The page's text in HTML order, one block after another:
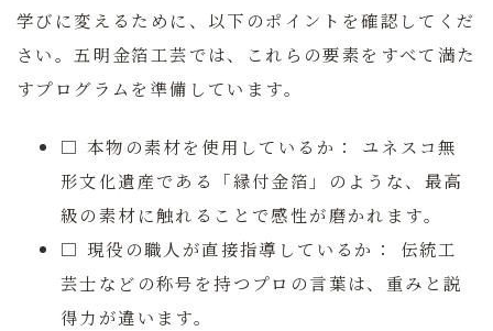
学びに変えるために、以下のポイントを確認してくだ
さい。五明金箔工芸では、これらの要素をすべて満た
すプログラムを準備しています。
□ 本物の素材を使用しているか：
ユネスコ無
形文化遺産である「縁付金箔」のような、最高
級の素材に触れることで感性が磨かれます。
□ 現役の職人が直接指導しているか：
伝統工
芸士などの称号を持つプロの言葉は、重みと説
得力が違います。